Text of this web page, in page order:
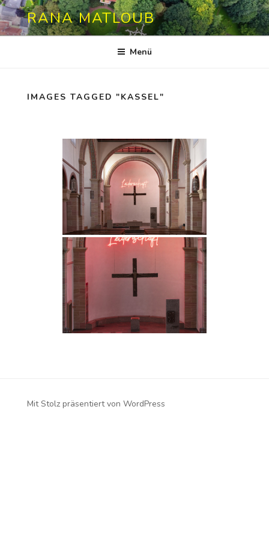
Zum
Inhalt
springen
RANA MATLOUB
Menü
IMAGES TAGGED "KASSEL"
Mit Stolz präsentiert von WordPress